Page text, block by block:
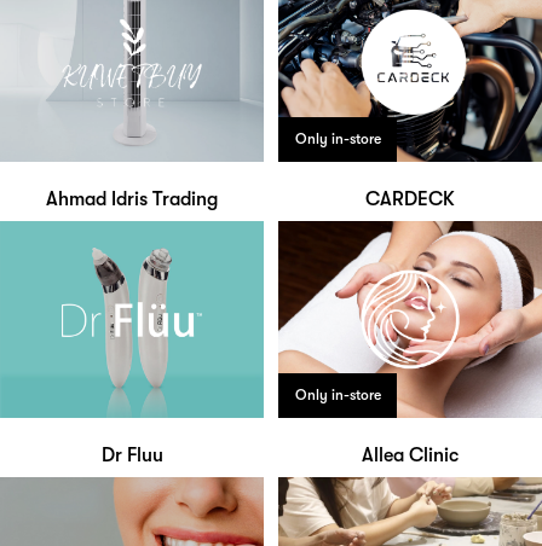
Ahmad Idris Trading
Only in-store
CARDECK
Dr Fluu
Only in-store
Allea Clinic